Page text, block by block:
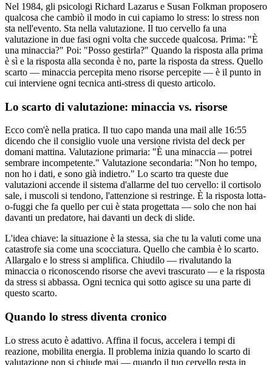
Nel 1984, gli psicologi Richard Lazarus e Susan Folkman proposero
qualcosa che cambiò il modo in cui capiamo lo stress: lo stress non
sta nell'evento. Sta nella valutazione. Il tuo cervello fa una
valutazione in due fasi ogni volta che succede qualcosa. Prima: "È
una minaccia?" Poi: "Posso gestirla?" Quando la risposta alla prima
è sì e la risposta alla seconda è no, parte la risposta da stress. Quello
scarto — minaccia percepita meno risorse percepite — è il punto in
cui interviene ogni tecnica anti-stress di questo articolo.
Lo scarto di valutazione: minaccia vs. risorse
Ecco com'è nella pratica. Il tuo capo manda una mail alle 16:55
dicendo che il consiglio vuole una versione rivista del deck per
domani mattina. Valutazione primaria: "È una minaccia — potrei
sembrare incompetente." Valutazione secondaria: "Non ho tempo,
non ho i dati, e sono già indietro." Lo scarto tra queste due
valutazioni accende il sistema d'allarme del tuo cervello: il cortisolo
sale, i muscoli si tendono, l'attenzione si restringe. È la risposta lotta-
o-fuggi che fa quello per cui è stata progettata — solo che non hai
davanti un predatore, hai davanti un deck di slide.
L'idea chiave: la situazione è la stessa, sia che tu la valuti come una
catastrofe sia come una scocciatura. Quello che cambia è lo scarto.
Allargalo e lo stress si amplifica. Chiudilo — rivalutando la
minaccia o riconoscendo risorse che avevi trascurato — e la risposta
da stress si abbassa. Ogni tecnica qui sotto agisce su una parte di
questo scarto.
Quando lo stress diventa cronico
Lo stress acuto è adattivo. Affina il focus, accelera i tempi di
reazione, mobilita energia. Il problema inizia quando lo scarto di
valutazione non si chiude mai — quando il tuo cervello resta in